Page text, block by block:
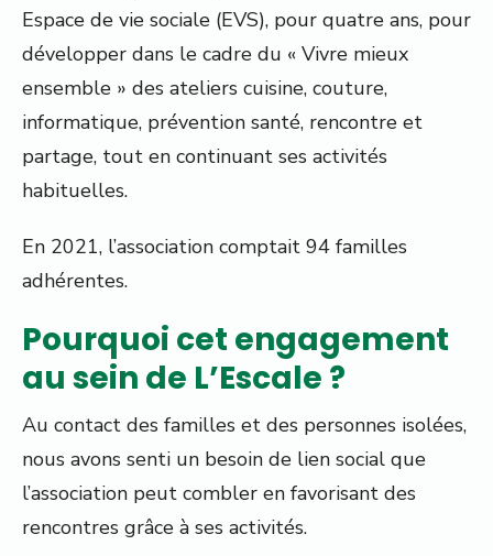
Espace de vie sociale (EVS), pour quatre ans, pour
développer dans le cadre du « Vivre mieux
ensemble » des ateliers cuisine, couture,
informatique, prévention santé, rencontre et
partage, tout en continuant ses activités
habituelles.
En 2021, l’association comptait 94 familles
adhérentes.
Pourquoi cet engagement
au sein de L’Escale ?
Au contact des familles et des personnes isolées,
nous avons senti un besoin de lien social que
l’association peut combler en favorisant des
rencontres grâce à ses activités.